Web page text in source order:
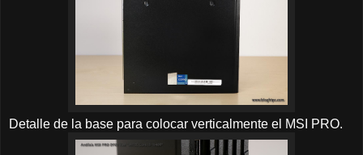
Detalle de la base para colocar verticalmente el MSI PRO.